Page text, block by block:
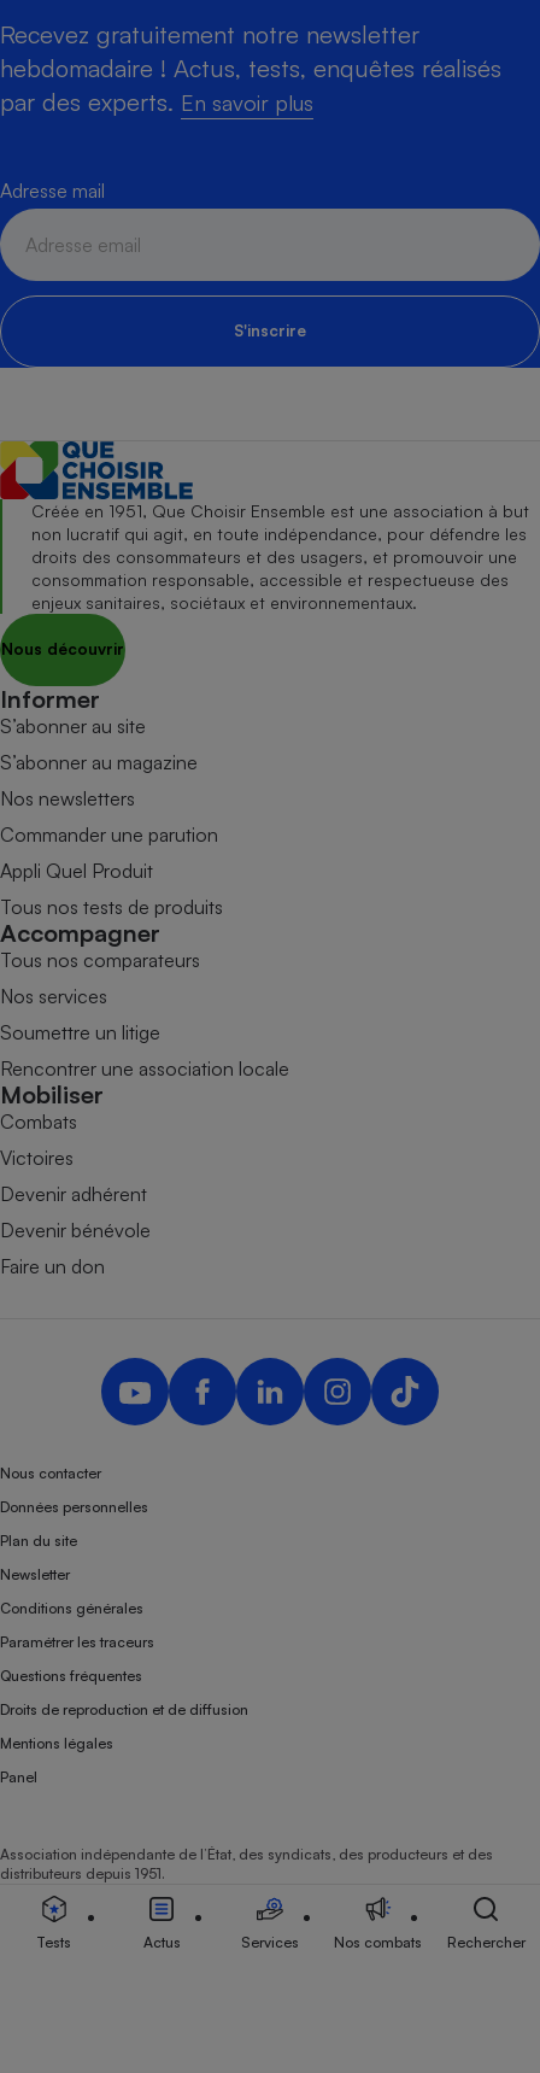
Recevez gratuitement notre newsletter
hebdomadaire ! Actus, tests, enquêtes réalisés
par des experts. En savoir plus
Adresse mail
S'inscrire
Créée en 1951, Que Choisir Ensemble est une association à but
non lucratif qui agit, en toute indépendance, pour défendre les
droits des consommateurs et des usagers, et promouvoir une
consommation responsable, accessible et respectueuse des
enjeux sanitaires, sociétaux et environnementaux.
Nous découvrir
Informer
S’abonner au site
S’abonner au magazine
Nos newsletters
Commander une parution
Appli Quel Produit
Tous nos tests de produits
Accompagner
Tous nos comparateurs
Nos services
Soumettre un litige
Rencontrer une association locale
Mobiliser
Combats
Victoires
Devenir adhérent
Devenir bénévole
Faire un don
Nous contacter
Données personnelles
Plan du site
Newsletter
Conditions générales
Paramétrer les traceurs
Questions fréquentes
Droits de reproduction et de diffusion
Mentions légales
Panel
Association indépendante de l’État, des syndicats, des producteurs et des
distributeurs depuis 1951.
Tests Actus Services Nos combats Rechercher